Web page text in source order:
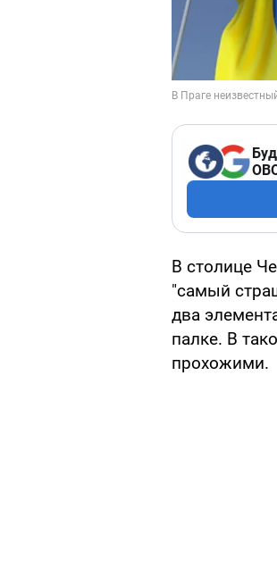
В столице
"самый
два
палке. В
прохожими.